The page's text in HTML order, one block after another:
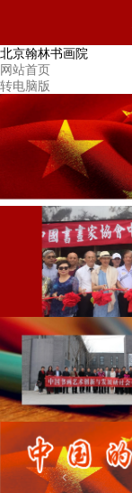
北京翰林书画院
网站首页
转电脑版